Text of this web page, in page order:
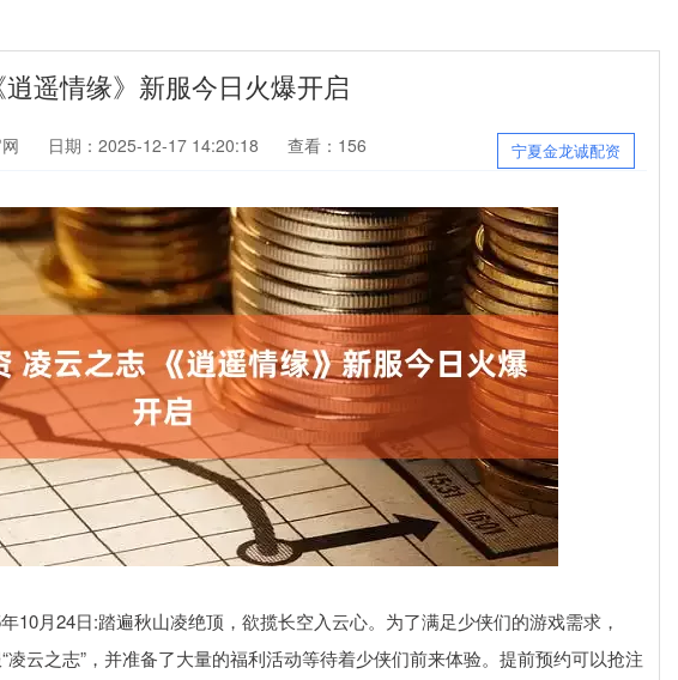
遥情缘》新服今日火爆开启
宁夏金龙诚配资
日期：2025-12-17 14:20:18 查看：156
10月24日:踏遍秋山凌绝顶，欲揽长空入云心。为了满足少侠们的游戏需求，
凌云之志”，并准备了大量的福利活动等待着少侠们前来体验。提前预约可以抢注